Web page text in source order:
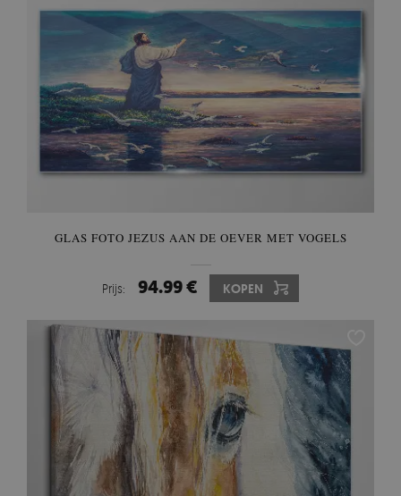
GLAS FOTO JEZUS AAN DE OEVER MET VOGELS
Prijs: 94.99 € KOPEN